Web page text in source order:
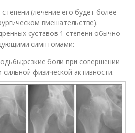
степени (лечение его будет более
вмешательстве).
суставов 1 степени обычно
симптомами:
боли при совершении
физической активности.